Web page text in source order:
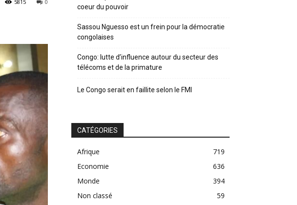
0
5815
coeur du pouvoir
Sassou Nguesso est un frein pour la démocratie
congolaises
Congo: lutte d’influence autour du secteur des
télécoms et de la primature
Le Congo serait en faillite selon le FMI
CATÉGORIES
Afrique
719
Economie
636
Monde
394
Non classé
59